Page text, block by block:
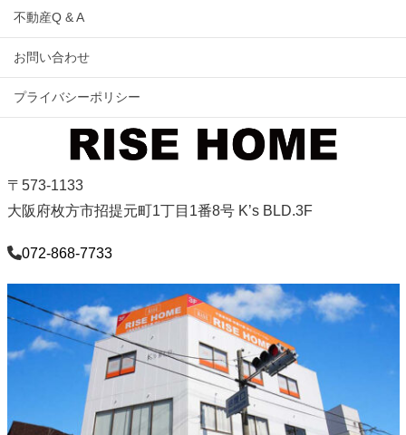
不動産Q & A
お問い合わせ
プライバシーポリシー
〒573-1133
大阪府枚方市招提元町1丁目1番8号 K’s BLD.3F
072-868-7733